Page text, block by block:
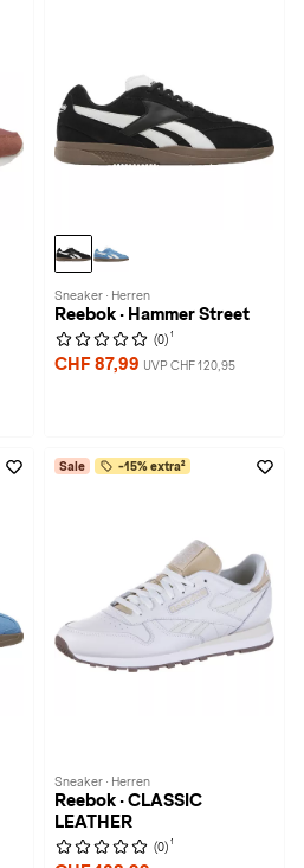
Sneaker · Herren
Reebok · Hammer Street
(0) 1
CHF 87,99 UVP CHF 120,95
Sale -15% extra²
Sneaker · Herren
Reebok · CLASSIC
LEATHER
(0) 1